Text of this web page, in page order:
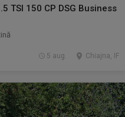
TSI 150 CP DSG Business
Chiajna, IF
5 aug.